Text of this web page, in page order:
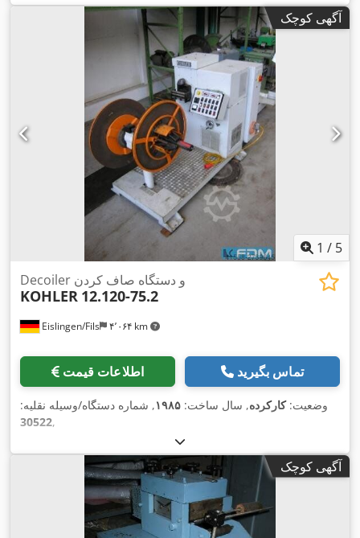
آگهی کوچک
1 / 5
Eislingen/Fils ۴٬۰۶۴ km
Decoiler و دستگاه صاف کردن
KOHLER 12.120-75.2
اطلاعات قیمت تماس بگیرید
وضعیت:کارکرده, سال ساخت: ۱۹۸۵, شماره دستگاه/وسیله نقلیه:
30522,
آگهی کوچک